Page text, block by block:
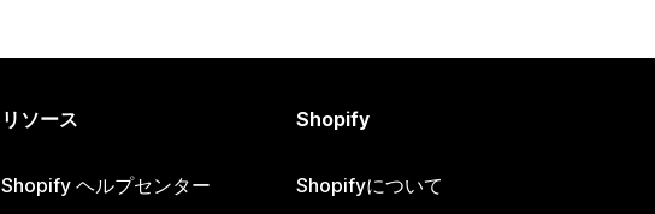
リソース
Shopify ヘルプセンター
Shopify
Shopifyについて